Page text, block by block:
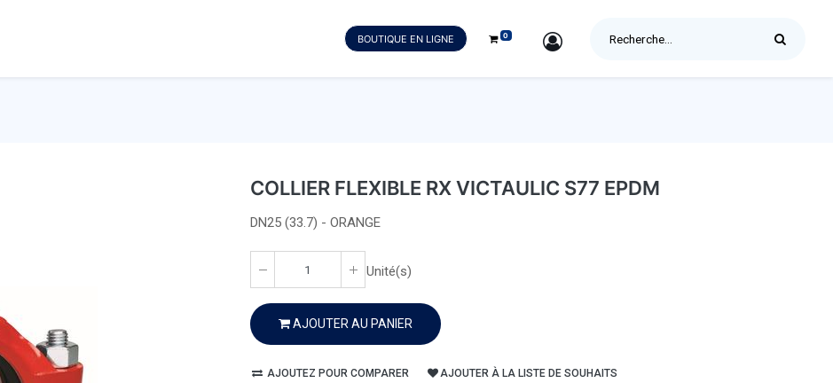
BOUTIQUE EN LIGNE 0 SIGN IN
COLLIER FLEXIBLE RX VICTAULIC S77 EPDM
DN25 (33.7) - ORANGE
Unité(s)
AJOUTER AU PANIER
AJOUTEZ POUR COMPARER AJOUTER À LA LISTE DE SOUHAITS